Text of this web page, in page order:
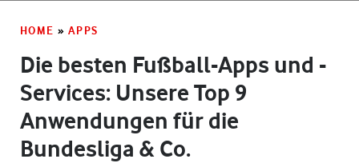
HOME » APPS
Die besten Fußball-Apps und -
Services: Unsere Top 9
Anwendungen für die
Bundesliga & Co.